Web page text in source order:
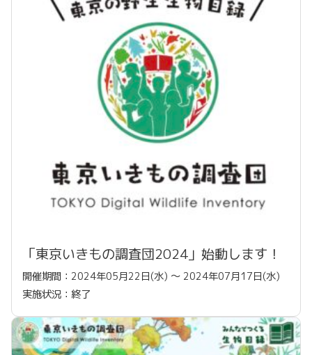
「東京いきもの調査団2024」始動します！
開催期間：2024年05月22日(水) 〜 2024年07月17日(水)
実施状況：終了